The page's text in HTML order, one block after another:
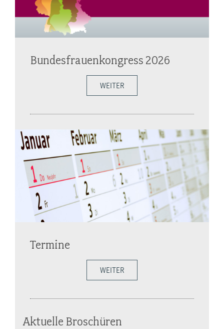
Bundesfrauenkongress 2026
WEITER
Termine
WEITER
Aktuelle Broschüren